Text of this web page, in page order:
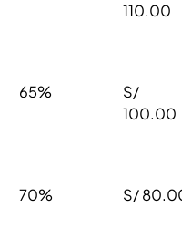
110.00
65%
S/
100.00
70% S/